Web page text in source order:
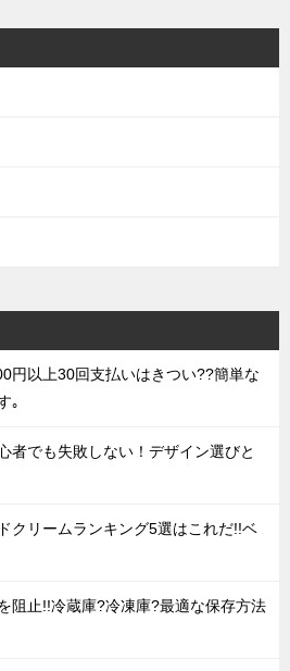
円以上30回支払いはきつい??簡単な
｡
者でも失敗しない！デザイン選びと
クリームランキング5選はこれだ!!ベ
阻止!!冷蔵庫?冷凍庫?最適な保存方法